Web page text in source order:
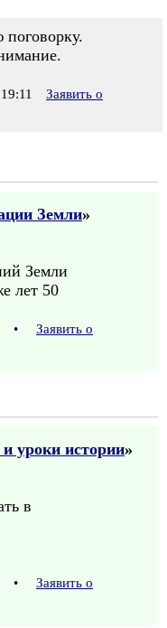
Заявить о
Земли»
Земли
лет 50
•
Заявить о
уроки истории»
в
•
Заявить о